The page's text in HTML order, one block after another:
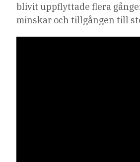
blivit uppflyttade flera
minskar och tillgången till